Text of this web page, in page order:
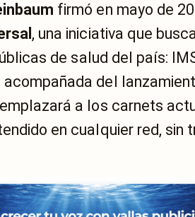
firmó en mayo de
, una iniciativa que
de salud del país:
del
a los carnets
en cualquier red, sin